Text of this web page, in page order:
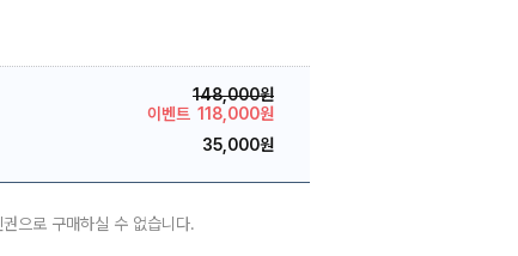
148,000원
이벤트 118,000원
35,000원
으로 구매하실 수 없습니다.